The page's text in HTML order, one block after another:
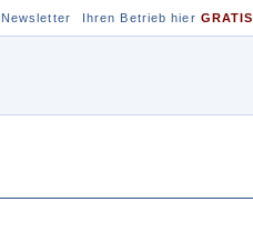
Newsletter Ihren Betrieb hier GRATIS